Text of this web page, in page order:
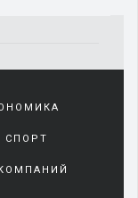
СПОРТ